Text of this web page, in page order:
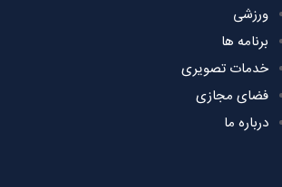
ورزشی
برنامه ها
خدمات تصویری
فضای مجازی
درباره ما